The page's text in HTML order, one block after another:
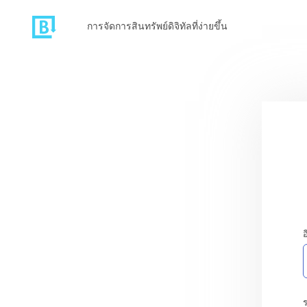
การจัดการสินทรัพย์ดิจิทัลที่ง่ายขึ้น